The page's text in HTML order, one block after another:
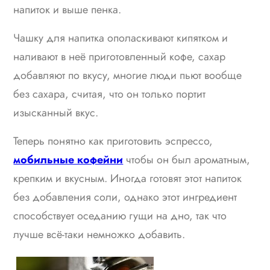
напиток и выше пенка.
Чашку для напитка ополаскивают кипятком и
наливают в неё приготовленный кофе, сахар
добавляют по вкусу, многие люди пьют вообще
без сахара, считая, что он только портит
изысканный вкус.
Теперь понятно как приготовить эспрессо,
мобильные кофейничтобы он был ароматным,
крепким и вкусным. Иногда готовят этот напиток
без добавления соли, однако этот ингредиент
способствует оседанию гущи на дно, так что
лучше всё-таки немножко добавить.